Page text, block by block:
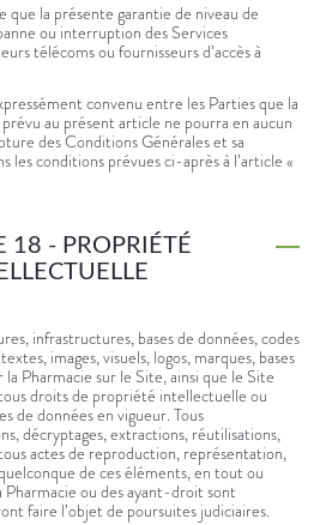
la présente garantie de niveau de
ou interruption des Services
télécoms ou fournisseurs d’accès à
convenu entre les Parties que la
au présent article ne pourra en aucun
des Conditions Générales et sa
les conditions prévues ci-après à l’article «
18 - PROPRIÉTÉ
infrastructures, bases de données, codes
images, visuels, logos, marques, bases
Pharmacie sur le Site, ainsi que le Site
droits de propriété intellectuelle ou
de données en vigueur. Tous
décryptages, extractions, réutilisations,
actes de reproduction, représentation,
de ces éléments, en tout ou
Pharmacie ou des ayant-droit sont
faire l’objet de poursuites judiciaires.